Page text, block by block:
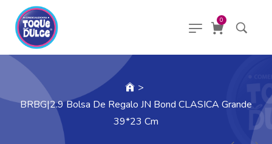
0
>
BRBG|2.9 Bolsa De Regalo JN Bond CLASICA Grande
39*23 Cm